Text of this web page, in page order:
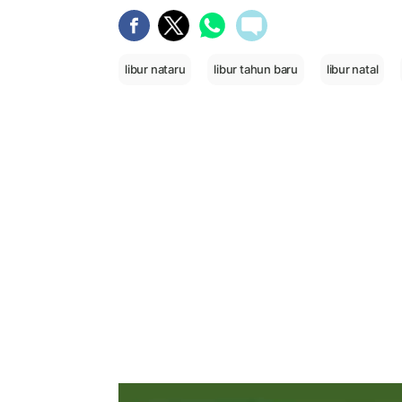
libur nataru libur tahun baru libur natal